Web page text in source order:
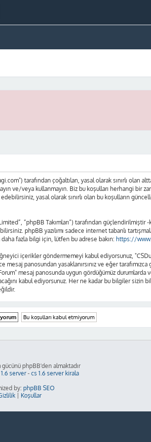
tarafından çoğaltılan, yasal olarak sınırlı olan
ve/veya kullanmayın. Biz bu koşulları herhangi
yasal olarak sınırlı olan bu koşulların
“phpBB Takımları”) tarafından güçlendirilmiştir -
phpBB yazılımı sadece internet tabanlı
fazla bilgi için, lütfen bu adrese bakın: https://
içerikler göndermemeyi kabul ediyorsunuz,
panosundan yasaklanırsınız ve eğer
mesaj panosunda uygun gördüğümüz
kabul ediyorsunuz. Her ne kadar bu bilgiler sizin
gücünü phpBB'den almaktadır
server- cs 1.6 server kirala
by: phpBB SEO
| Koşullar